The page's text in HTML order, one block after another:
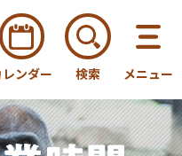
レンダー 検索 メニュー